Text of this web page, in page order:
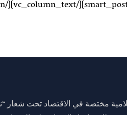
مختصة في الاقتصاد تحت شعار